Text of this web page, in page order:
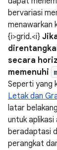
bervariasi
menawarkan
{i>grid.<i}
secara
memenuhi
Seperti yang
Letak dan
latar
untuk aplikasi
beradaptasi
perangkat